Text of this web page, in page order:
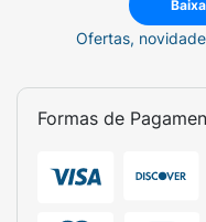
Ofertas,
Formas de